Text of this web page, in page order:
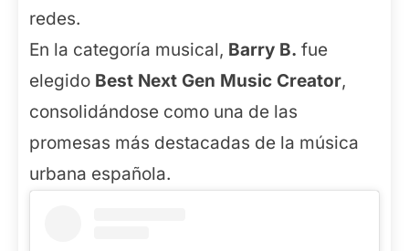
redes.
En la categoría musical, Barry B. fue
elegido Best Next Gen Music Creator,
consolidándose como una de las
promesas más destacadas de la música
urbana española.